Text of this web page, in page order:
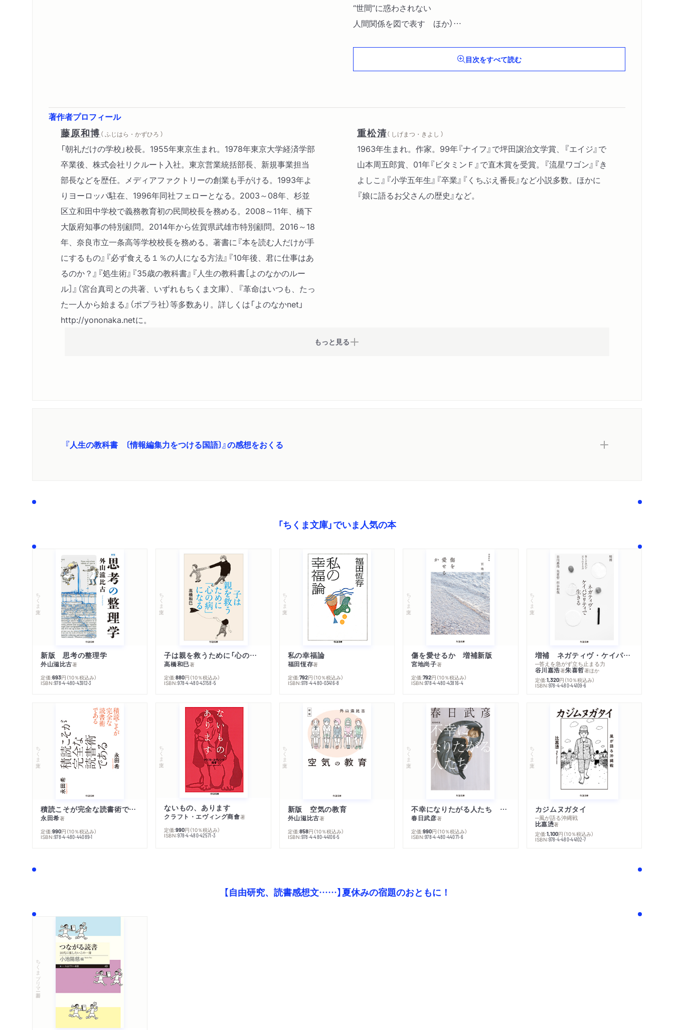
“世間”に惑わされない
人間関係を図で表す ほか）
「ひらがな」と「カタカナ」
目次をすべて読む
著作者プロフィール
藤原和博 （ ふじはら・かずひろ ）
「朝礼だけの学校」校長。1955年東京生まれ。1978年東京大学経済学部
卒業後、株式会社リクルート入社。東京営業統括部長、新規事業担当
部長などを歴任。メディアファクトリーの創業も手がける。1993年よ
りヨーロッパ駐在、1996年同社フェローとなる。2003～08年、杉並
区立和田中学校で義務教育初の民間校長を務める。2008～11年、橋下
大阪府知事の特別顧問。2014年から佐賀県武雄市特別顧問。2016～18
年、奈良市立一条高等学校校長を務める。著書に『本を読む人だけが手
にするもの』『必ず食える１％の人になる方法』『10年後、君に仕事はあ
るのか？』『処生術』『35歳の教科書』『人生の教科書［よのなかのルー
ル］』（宮台真司との共著、いずれもちくま文庫）、『革命はいつも、たっ
た一人から始まる』（ポプラ社）等多数あり。詳しくは「よのなかnet」
http://yononaka.netに。
重松清（ しげまつ・きよし ）
1963年生まれ。作家。99年『ナイフ』で坪田譲治文学賞、『エイジ』で
山本周五郎賞、01年『ビタミンＦ』で直木賞を受賞。『流星ワゴン』『き
よしこ』『小学五年生』『卒業』『くちぶえ番長』など小説多数。ほかに
『娘に語るお父さんの歴史』など。
もっと見る
『人生の教科書 〔情報編集力をつける国語〕』の感想をおくる
「ちくま文庫」でいま人気の本
ちくま文庫
新版 思考の整理学
外山滋比古著
定価:693円 （10％税込み）
ISBN:978-4-480-43912-3
ちくま文庫
子は親を救うために「心の病」になる
高橋和巳著
定価:880円 （10％税込み）
ISBN:978-4-480-43158-5
ちくま文庫
私の幸福論
福田恆存著
定価:792円 （10％税込み）
ISBN:978-4-480-03416-8
ちくま文庫
傷を愛せるか 増補新版
宮地尚子著
定価:792円 （10％税込み）
ISBN:978-4-480-43816-4
ちくま文庫
増補 ネガティヴ・ケイパビリティで生きる
─答えを急がず立ち止まる力
谷川嘉浩著朱喜哲著ほか
定価:1,320円 （10％税込み）
ISBN:978-4-480-44109-6
ちくま文庫
積読こそが完全な読書術である
永田希著
定価:990円 （10％税込み）
ISBN:978-4-480-44089-1
ちくま文庫
ないもの、あります
クラフト・エヴィング商會著
定価:990円 （10％税込み）
ISBN:978-4-480-42571-3
ちくま文庫
新版 空気の教育
外山滋比古著
定価:858円 （10％税込み）
ISBN:978-4-480-44106-5
ちくま文庫
不幸になりたがる人たち 増補新版
春日武彦著
定価:990円 （10％税込み）
ISBN:978-4-480-44071-6
ちくま文庫
カジムヌガタイ
─風が語る沖縄戦
比嘉慂著
定価:1,100円 （10％税込み）
ISBN:978-4-480-44102-7
【自由研究、読書感想文……】夏休みの宿題のおともに！
ちくまプリマー新書